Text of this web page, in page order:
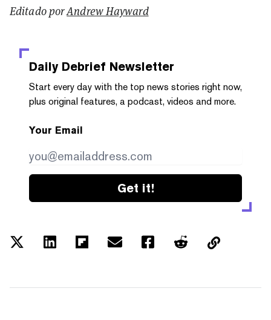
Editado porAndrew Hayward
Daily Debrief Newsletter
Start every day with the top news stories right now,
plus original features, a podcast, videos and more.
Your Email
Get it!